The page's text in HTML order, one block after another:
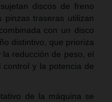
discos de freno
traseras utilizan
con un disco
distintivo, que prioriza
reducción de peso, el
control y la potencia de
de la máquina se